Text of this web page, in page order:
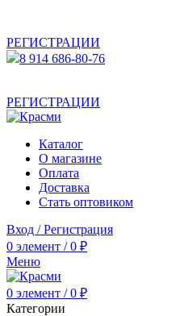
РЕГИСТРАЦИИ
8 914 686-80-76
РЕГИСТРАЦИИ
Каталог
О магазине
Оплата
Доставка
Стать оптовиком
Вход / Регистрация
0 элемент / 0 ₽
Меню
0 элемент / 0 ₽
Категории